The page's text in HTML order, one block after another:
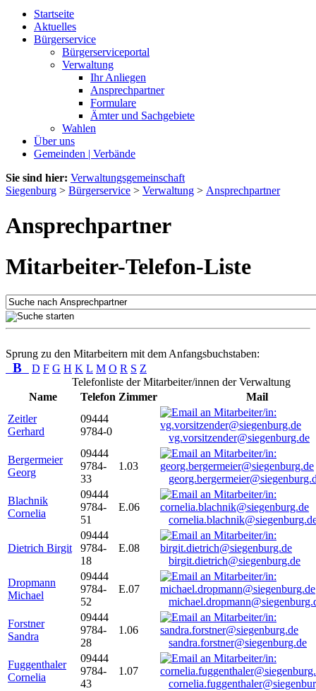
Startseite
Aktuelles
Bürgerservice
Bürgerserviceportal
Verwaltung
Ihr Anliegen
Ansprechpartner
Formulare
Ämter und Sachgebiete
Wahlen
Über uns
Gemeinden | Verbände
Sie sind hier: Verwaltungsgemeinschaft
Siegenburg > Bürgerservice > Verwaltung > Ansprechpartner
Ansprechpartner
Mitarbeiter-Telefon-Liste
Sprung zu den Mitarbeitern mit dem Anfangsbuchstaben:
B D F G H K L M O R S Z
Telefonliste der Mitarbeiter/innen der Verwaltung
Name
Telefon Zimmer
Mail
Zeitler
Gerhard
09444
9784-0
vg.vorsitzender@siegenburg.de
Bergermeier
Georg
09444
9784-
33
1.03
Blachnik
Cornelia
09444
9784-
51
E.06
Dietrich Birgit
09444
9784-
18
E.08
birgit.dietrich@siegenburg.de
Dropmann
Michael
09444
9784-
52
E.07
Forstner
Sandra
09444
9784-
28
1.06
sandra.forstner@siegenburg.de
Fuggenthaler
Cornelia
09444
9784-
43
1.07